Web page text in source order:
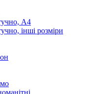
А4
інші розміри